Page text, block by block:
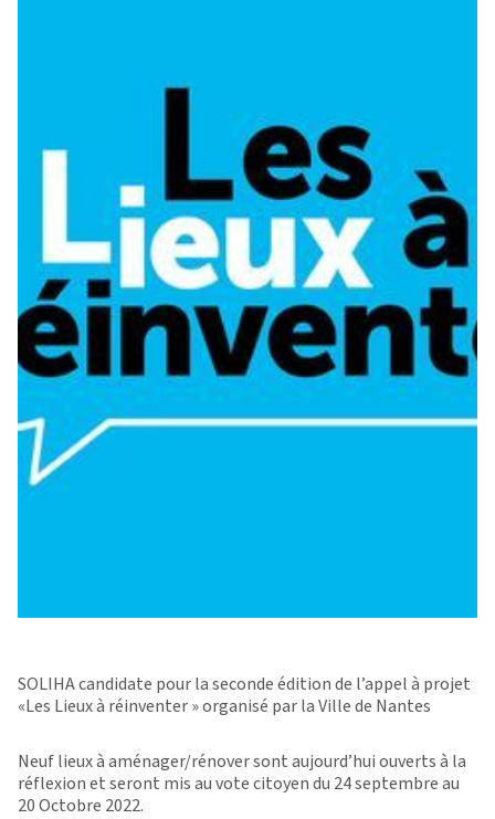
SOLIHA candidate pour la seconde édition de l’appel à projet
«Les Lieux à réinventer » organisé par la Ville de Nantes
Neuf lieux à aménager/rénover sont aujourd’hui ouverts à la
réflexion et seront mis au vote citoyen du 24 septembre au
20 Octobre 2022.